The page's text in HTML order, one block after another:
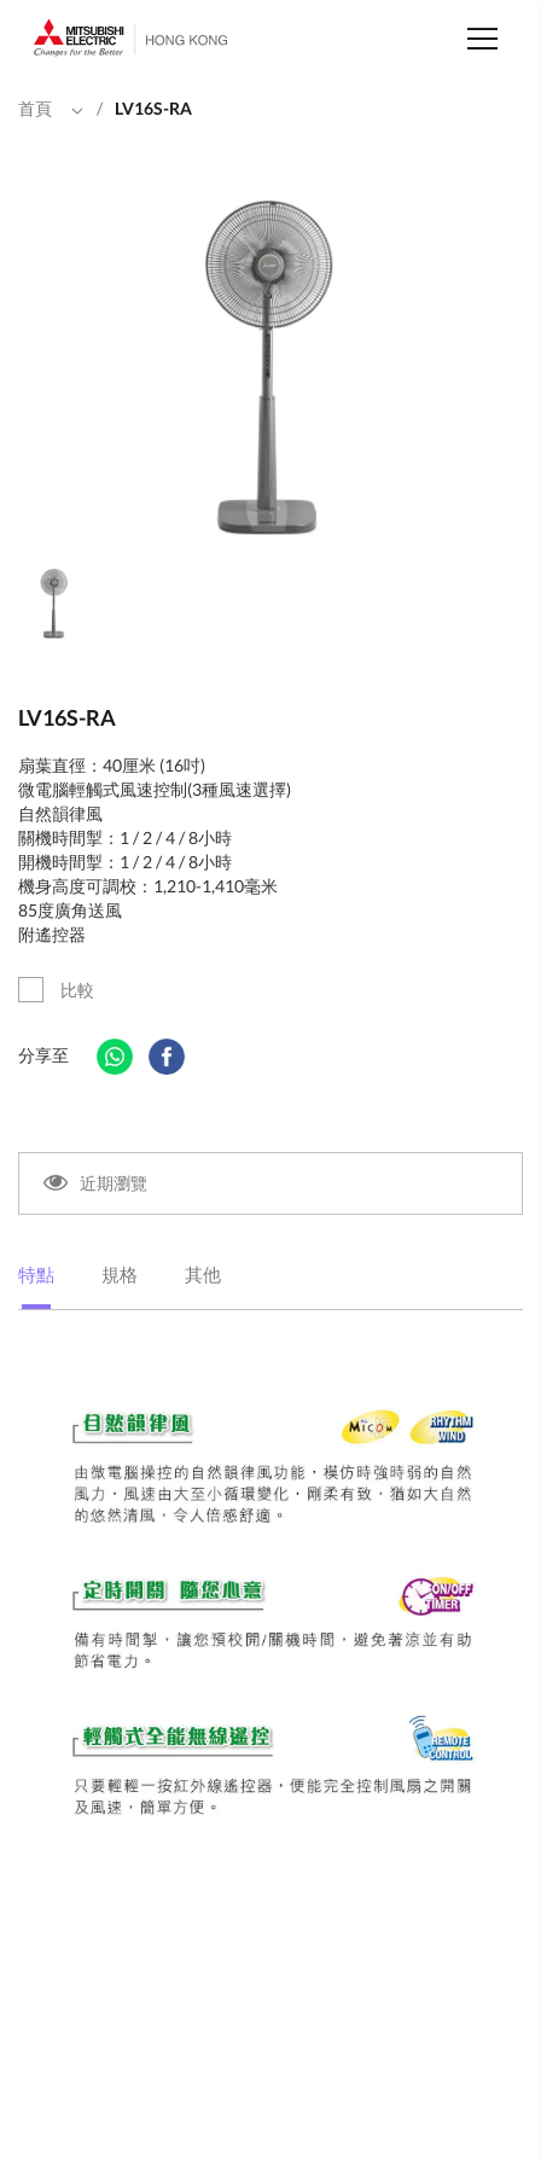
首頁 / LV16S-RA
LV16S-RA
扇葉直徑：40厘米 (16吋)
微電腦輕觸式風速控制(3種風速選擇)
自然韻律風
關機時間掣：1 / 2 / 4 / 8小時
開機時間掣：1 / 2 / 4 / 8小時
機身高度可調校：1,210-1,410毫米
85度廣角送風
附遙控器
比較
分享至
近期瀏覽
特點 規格 其他